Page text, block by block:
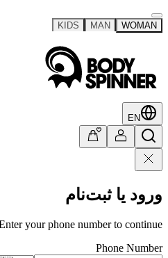
WOMAN
MAN
KIDS
EN
ورود یا ثبت‌نام
your phone number to continue
Phone Number